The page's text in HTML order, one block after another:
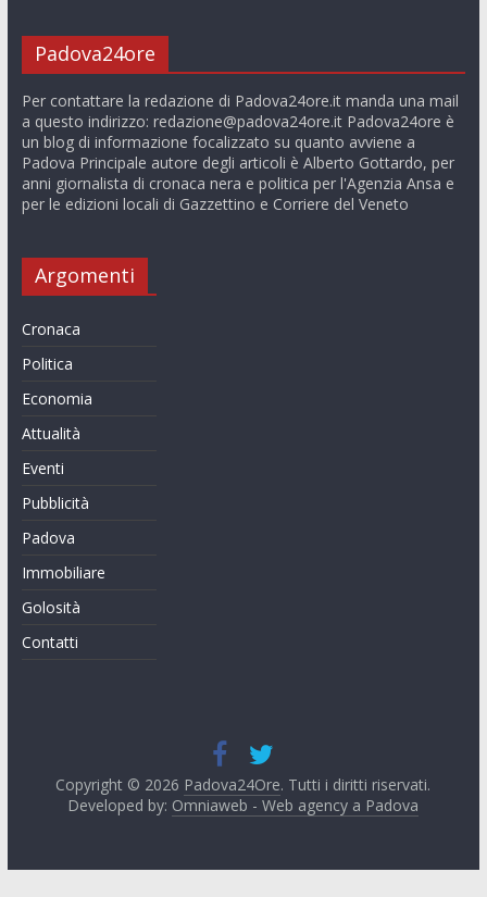
Padova24ore
Per contattare la redazione di Padova24ore.it manda una mail
a questo indirizzo: redazione@padova24ore.itPadova24ore è
un blog di informazione focalizzato su quanto avviene a
Padova Principale autore degli articoli è Alberto Gottardo, per
anni giornalista di cronaca nera e politica per l'Agenzia Ansa e
per le edizioni locali di Gazzettino e Corriere del Veneto
Argomenti
Cronaca
Politica
Economia
Attualità
Eventi
Pubblicità
Padova
Immobiliare
Golosità
Contatti
Copyright © 2026 Padova24Ore. Tutti i diritti riservati.
Developed by: Omniaweb - Web agency a Padova